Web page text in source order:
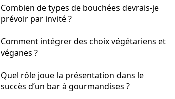
Combien de types de bouchées devrais-je
prévoir par invité ?
Comment intégrer des choix végétariens et
véganes ?
Quel rôle joue la présentation dans le
succès d’un bar à gourmandises ?